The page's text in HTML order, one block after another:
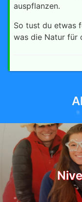
auspflanzen.
So tust du etwas
was die Natur für